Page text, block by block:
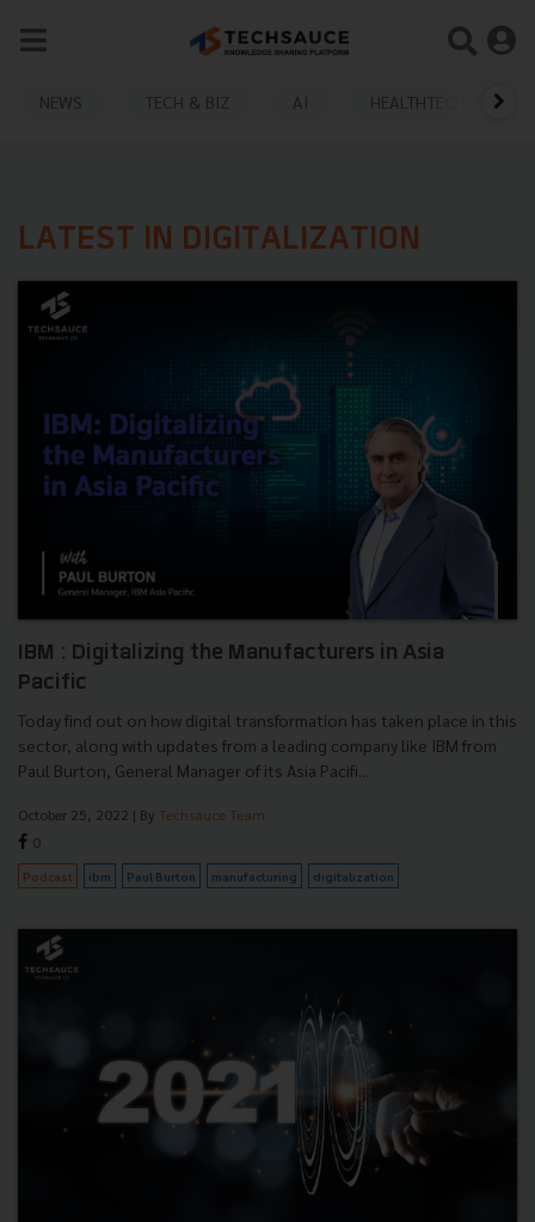
NEWS TECH & BIZ AI HEALTHTECH
LATEST IN DIGITALIZATION
IBM : Digitalizing the Manufacturers in Asia
Pacific
Today find out on how digital transformation has taken place in this
sector, along with updates from a leading company like IBM from
Paul Burton, General Manager of its Asia Pacifi...
October 25, 2022 | By Techsauce Team
0
Podcast ibm Paul Burton manufacturing digitalization